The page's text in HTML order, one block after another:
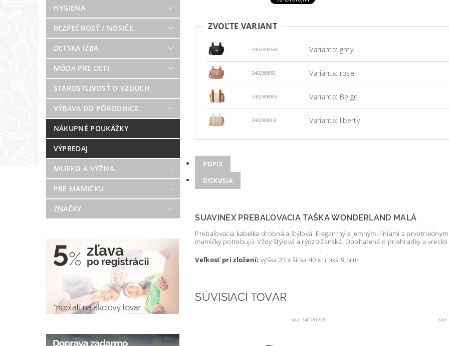
HYGIENA
BEZPEČNOSŤ / NOSIČE
DETSKÁ IZBA
MÓDA PRE DETI
STAROSTLIVOSŤ O VZDUCH
VÝBAVA DO PÔRODNICE
NÁKUPNÉ POUKÁŽKY
VÝPREDAJ
MLIEKO A VÝŽIVA
PRE MAMIČKU
ZNAČKY
ZVOĽTE VARIANT
3402808GR Varianta: grey
3402808RS Varianta: rose
3402808BG Varianta: Beige
3402808LB Varianta: liberty
POPIS
DISKUSIA
SUAVINEX PREBAĽOVACIA TAŠKA WONDERLAND MALÁ
Prebaľovacia kabelka drobná a štýlová. Elegantný s jemnými líniami a
mamičky potrebujú. Vždy štýlová a rýdzo ženská. Obohatená o priehradky a vrecko
Veľkosť pri zložení: výška 23 x šírka 40 x hĺbka 9,5cm
SÚVISIACI TOVAR
Kód: 3402816LB Kód: